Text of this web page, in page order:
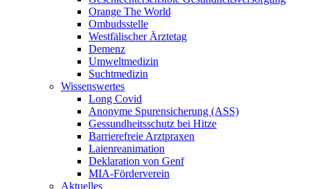
Orange The World
Ombudsstelle
Westfälischer Ärztetag
Demenz
Umweltmedizin
Suchtmedizin
Wissenswertes
Long Covid
Anonyme Spurensicherung (ASS)
Gessundheitsschutz bei Hitze
Barrierefreie Arztpraxen
Laienreanimation
Deklaration von Genf
MIA-Förderverein
Aktuelles